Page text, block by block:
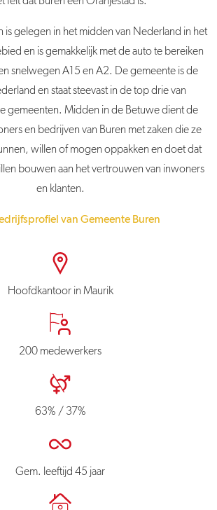
is gelegen in het midden van Nederland in het
en is gemakkelijk met de auto te bereiken
snelwegen A15 en A2. De gemeenteis de
en staat steevast in de top drie van
gemeenten. Midden in de Betuwe dient de
en bedrijven van Buren met zaken die ze
willen of mogen oppakken en doet dat
bouwen aan het vertrouwen van inwoners
en klanten.
van Gemeente Buren
Hoofdkantoor in Maurik
200 medewerkers
63% / 37%
Gem. leeftijd 45 jaar